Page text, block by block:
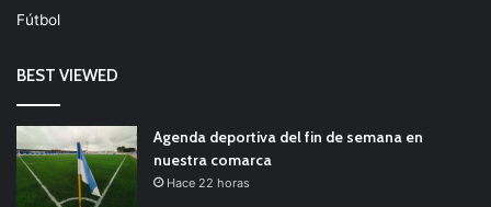
Fútbol
BEST VIEWED
Agenda deportiva del fin de semana en
nuestra comarca
Hace 22 horas